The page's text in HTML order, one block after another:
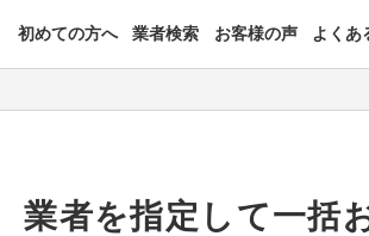
初めての方へ 業者検索 お客様の声 よくあ
業者を指定して一括